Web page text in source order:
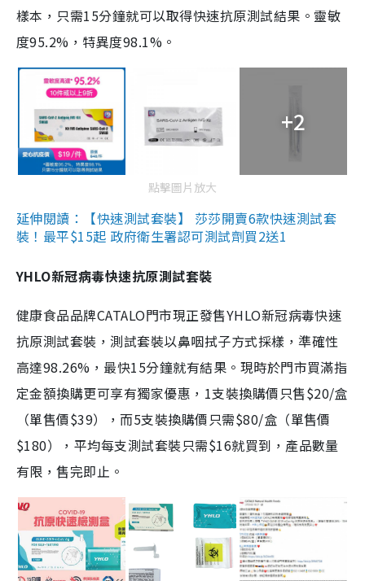
樣本，只需15分鐘就可以取得快速抗原測試結果。靈敏
度95.2%，特異度98.1%。
+2
點擊圖片放大
延伸閱讀：【快速測試套裝】 莎莎開賣6款快速測試套
裝！最平$15起 政府衛生署認可測試劑買2送1
YHLO新冠病毒快速抗原測試套裝
健康食品品牌CATALO門市現正發售YHLO新冠病毒快速
抗原測試套裝，測試套裝以鼻咽拭子方式採樣，準確性
高達98.26%，最快15分鐘就有結果。現時於門市買滿指
定金額換購更可享有獨家優惠，1支裝換購價只售$20/盒
（單售價$39），而5支裝換購價只需$80/盒（單售價
$180），平均每支測試套裝只需$16就買到，產品數量
有限，售完即止。